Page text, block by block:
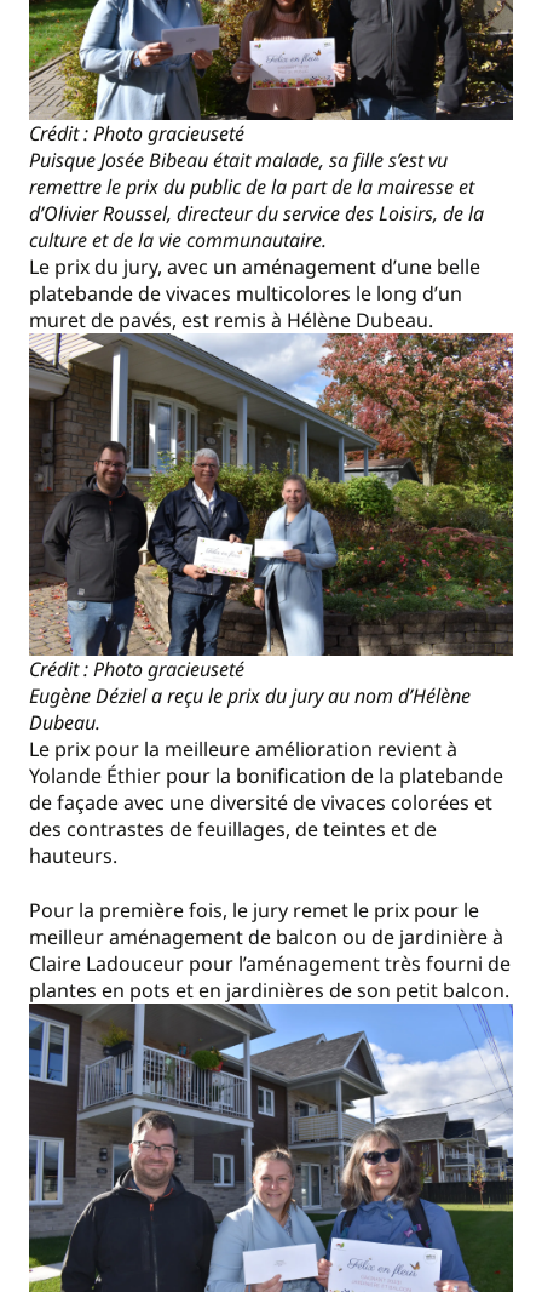
Crédit : Photo gracieuseté
Puisque Josée Bibeau était malade, sa fille s’est vu
remettre le prix du public de la part de la mairesse et
d’Olivier Roussel, directeur du service des Loisirs, de la
culture et de la vie communautaire.
Le prix du jury, avec un aménagement d’une belle
platebande de vivaces multicolores le long d’un
muret de pavés, est remis à Hélène Dubeau.
Crédit : Photo gracieuseté
Eugène Déziel a reçu le prix du jury au nom d’Hélène
Dubeau.
Le prix pour la meilleure amélioration revient à
Yolande Éthier pour la bonification de la platebande
de façade avec une diversité de vivaces colorées et
des contrastes de feuillages, de teintes et de
hauteurs.
Pour la première fois, le jury remet le prix pour le
meilleur aménagement de balcon ou de jardinière à
Claire Ladouceur pour l’aménagement très fourni de
plantes en pots et en jardinières de son petit balcon.